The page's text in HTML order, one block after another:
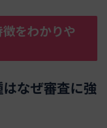
をわかりや
なぜ審査に強